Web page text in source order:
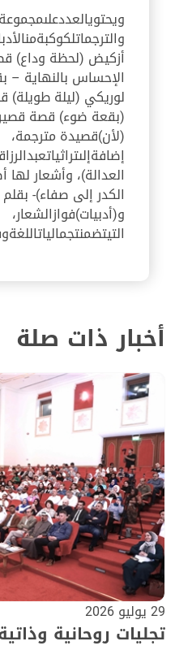
ويحتويالعددعلىمجموعة
والترجماتلكوكبةمن
أزكيض (لحظة وداع)
الإحساس بالنهاية –
لوريكي (ليلة طويلة)
(بقعة ضوء) قصة
(لأن)قصيدة مترجمة،
إضافةإلىتراثيات
العدالة)، وأشعار لها
الكدر إلى صفاء)-
و(أدبيات)فوازالشعار،
التيتضمنتجمالياتاللغة
أخبار ذات صلة
29 يوليو 2026
تجليات روحانية